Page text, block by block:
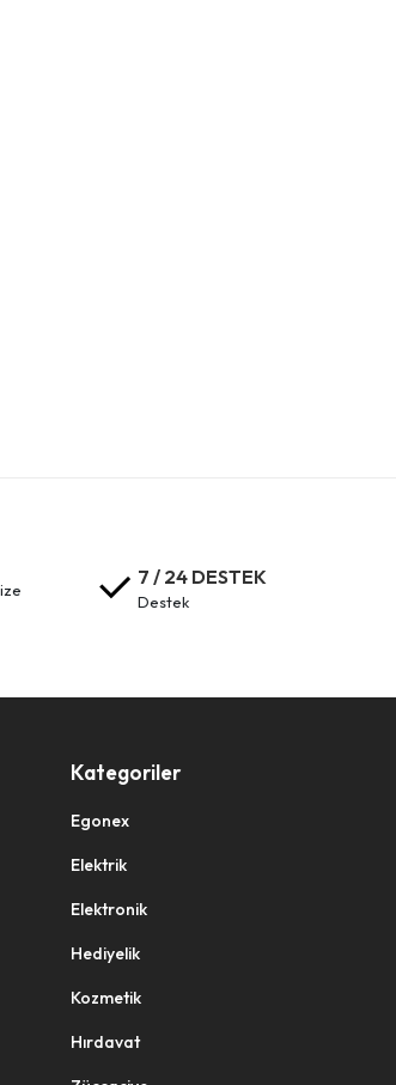
7 / 24 DESTEK
destek
Kategoriler
Egonex
Elektrik
Elektronik
Hediyelik
Kozmetik
Hırdavat